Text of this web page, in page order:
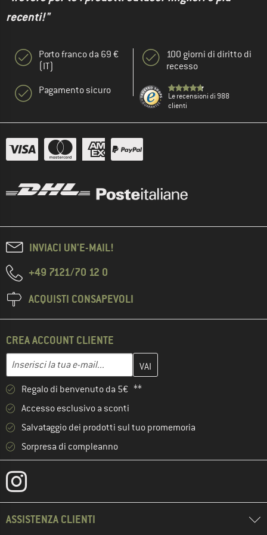
recenti!"
Porto franco da 69 €
(IT)
Pagamento sicuro
100 giorni di diritto di
recesso
Le recensioni di 988
clienti
INVIACI UN'E-MAIL!
+49 7121/70 12 0
ACQUISTI CONSAPEVOLI
CREA ACCOUNT CLIENTE
Indirizzo e-mail
Inserisci qui il tuo indirizzo e-mail e crea il tuo account cliente
Regalo di benvenuto da 5€ **
Accesso esclusivo a sconti
Salvataggio dei prodotti sul tuo promemoria
Sorpresa di compleanno
ASSISTENZA CLIENTI